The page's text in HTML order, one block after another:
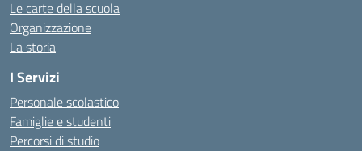
Le carte della scuola
Organizzazione
La storia
I Servizi
Personale scolastico
Famiglie e studenti
Percorsi di studio